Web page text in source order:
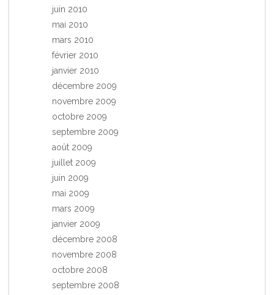
juin 2010
mai 2010
mars 2010
février 2010
janvier 2010
décembre 2009
novembre 2009
octobre 2009
septembre 2009
août 2009
juillet 2009
juin 2009
mai 2009
mars 2009
janvier 2009
décembre 2008
novembre 2008
octobre 2008
septembre 2008